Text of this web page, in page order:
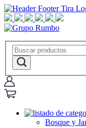
Bosque y